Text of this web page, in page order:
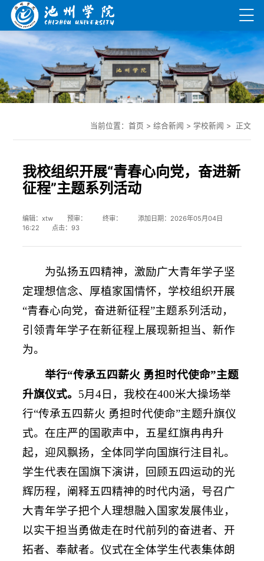
当前位置： 首页 > 综合新闻 > 学校新闻 > 正文
我校组织开展“青春心向党，奋进新
征程”主题系列活动
编辑：xtw 预审： 终审： 添加日期：2026年05月04日
16:22 点击：93
为弘扬五四精神，激励广大青年学子坚
定理想信念、厚植家国情怀，学校组织开展
“青春心向党，奋进新征程”主题系列活动，
引领青年学子在新征程上展现新担当、新作
为。
举行“传承五四薪火 勇担时代使命”主题
升旗仪式。 5月4日，我校在400米大操场举
行“传承五四薪火 勇担时代使命”主题升旗仪
式。在庄严的国歌声中，五星红旗冉冉升
起，迎风飘扬，全体同学向国旗行注目礼。
学生代表在国旗下演讲，回顾五四运动的光
辉历程，阐释五四精神的时代内涵，号召广
大青年学子把个人理想融入国家发展伟业，
以实干担当勇做走在时代前列的奋进者、开
拓者、奉献者。仪式在全体学生代表集体朗